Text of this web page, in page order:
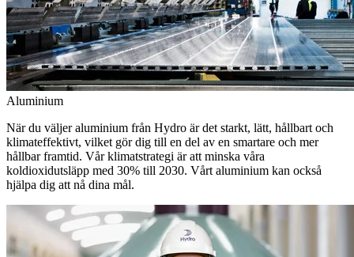
Aluminium
När du väljer aluminium från Hydro är det starkt, lätt, hållbart och
klimateffektivt, vilket gör dig till en del av en smartare och mer
hållbar framtid. Vår klimatstrategi är att minska våra
koldioxidutsläpp med 30% till 2030. Vårt aluminium kan också
hjälpa dig att nå dina mål.